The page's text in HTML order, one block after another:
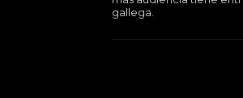
gallega.